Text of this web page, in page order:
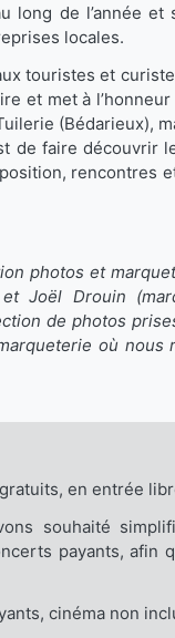
long de l’année
locales.
touristes et
et met à
(Bédarieux),
de faire découvrir
photos et
Joël Drouin
de photos
où nous
en entrée
souhaité
payants, afin
cinéma non